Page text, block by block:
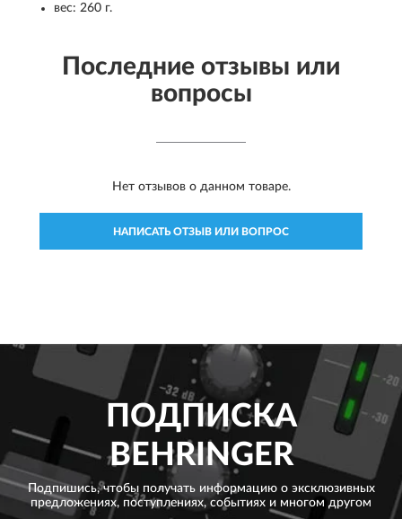
вес: 260 г.
Последние отзывы или
вопросы
Нет отзывов о данном товаре.
НАПИСАТЬ ОТЗЫВ ИЛИ ВОПРОС
ПОДПИСКА
BEHRINGER
Подпишись, чтобы получать информацию о эксклюзивных
предложениях, поступлениях, событиях и многом другом